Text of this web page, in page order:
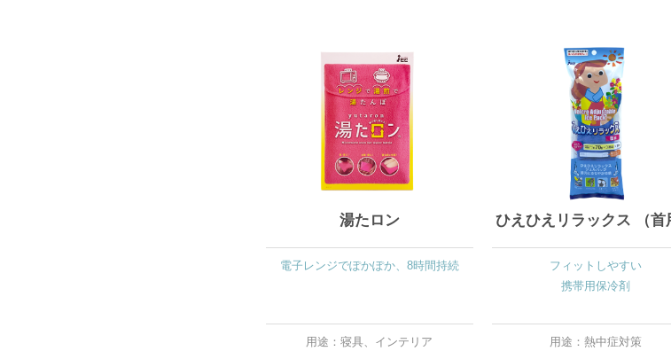
湯たロン
電子レンジでぽかぽか、8時間持続
用途：寝具、インテリア
ひえひえリラックス （首
フィットしやすい
携帯用保冷剤
用途：熱中症対策